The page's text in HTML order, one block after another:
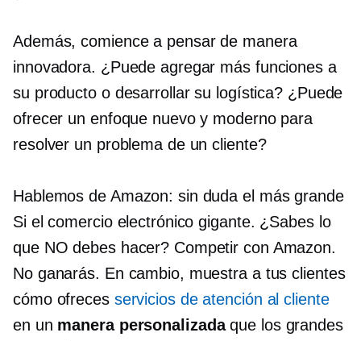
Además, comience a pensar de manera
innovadora. ¿Puede agregar más funciones a
su producto o desarrollar su logística? ¿Puede
ofrecer un enfoque nuevo y moderno para
resolver un problema de un cliente?
Hablemos de Amazon: sin duda el más grande
Si el comercio electrónico gigante. ¿Sabes lo
que NO debes hacer? Competir con Amazon.
No ganarás. En cambio, muestra a tus clientes
cómo ofreces servicios de atención al cliente
en un manera personalizadaque los grandes